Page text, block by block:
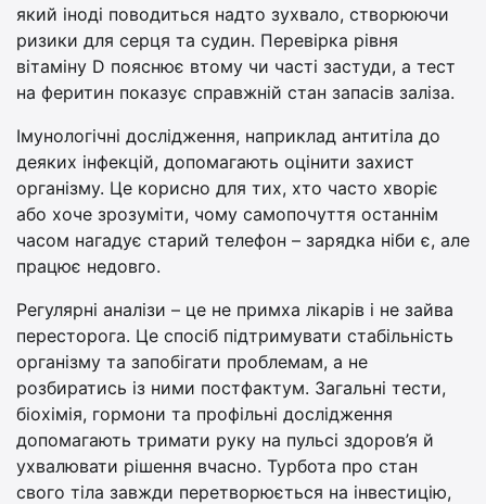
який іноді поводиться надто зухвало, створюючи
ризики для серця та судин. Перевірка рівня
вітаміну D пояснює втому чи часті застуди, а тест
на феритин показує справжній стан запасів заліза.
Імунологічні дослідження, наприклад антитіла до
деяких інфекцій, допомагають оцінити захист
організму. Це корисно для тих, хто часто хворіє
або хоче зрозуміти, чому самопочуття останнім
часом нагадує старий телефон – зарядка ніби є, але
працює недовго.
Регулярні аналізи – це не примха лікарів і не зайва
пересторога. Це спосіб підтримувати стабільність
організму та запобігати проблемам, а не
розбиратись із ними постфактум. Загальні тести,
біохімія, гормони та профільні дослідження
допомагають тримати руку на пульсі здоров’я й
ухвалювати рішення вчасно. Турбота про стан
свого тіла завжди перетворюється на інвестицію,